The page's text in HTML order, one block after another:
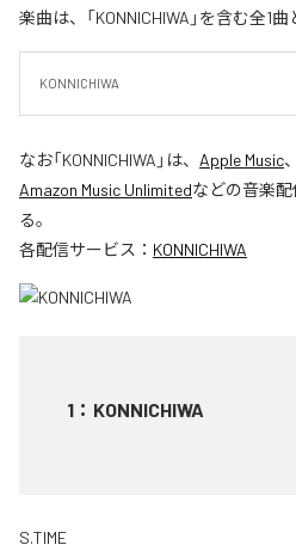
楽曲は、「KONNICHIWA」を含む全1曲
KONNICHIWA
なお「KONNICHIWA 」は、 Apple Music、
Amazon Music Unlimitedなどの音楽
る。
各配信サービス： KONNICHIWA
1 ： KONNICHIWA
S.TIME